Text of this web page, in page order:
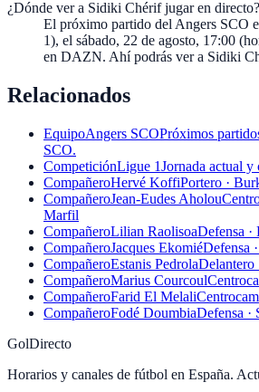
¿Dónde ver a Sidiki Chérif jugar en directo?
El próximo partido del Angers SCO
1), el sábado, 22 de agosto, 17:00
en DAZN. Ahí podrás ver a Sidiki
Relacionados
EquipoAngers SCOPróximos
SCO.
CompeticiónLigue 1Jornada actual
CompañeroHervé KoffiPortero ·
CompañeroJean-Eudes Aholou
Marfil
CompañeroLilian RaolisoaDefensa ·
CompañeroJacques EkomiéDefensa
CompañeroEstanis PedrolaDelantero
CompañeroMarius Courcoul
CompañeroFarid El Melali
CompañeroFodé DoumbiaDefensa ·
GolDirecto
Horarios y canales de fútbol en España.